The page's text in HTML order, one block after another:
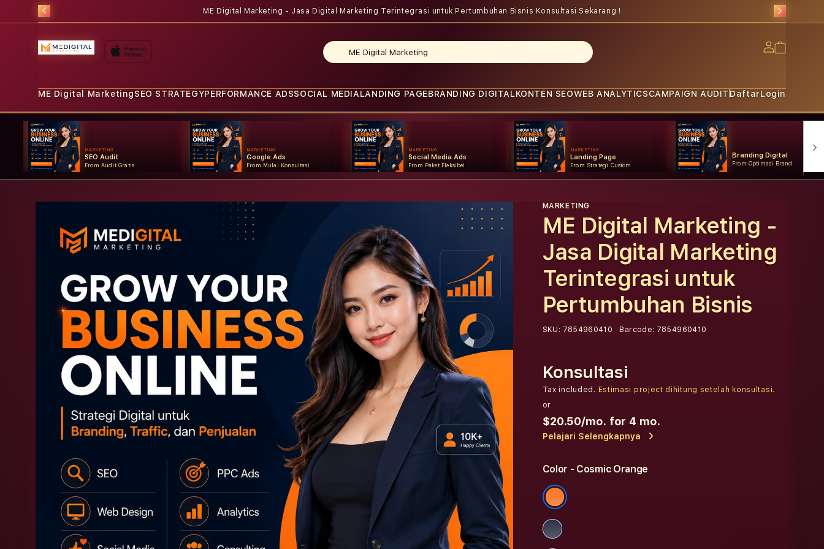
ME Digital Marketing - Jasa Digital Marketing Terintegrasi untuk Pertumbuhan Bisnis Konsultasi Sekarang !
Log
ME Digital MarketingSEO STRATEGYPERFORMANCE ADSSOCIAL MEDIALANDING PAGEBRANDING DIGITALKONTEN SEOWEB ANALYTICSCAMPAIGN AUDIT DaftarLogin
MARKETING
SEO Audit
From Audit Gratis
MARKETING
Google Ads
From Mulai Konsultasi
MARKETING
Social Media Ads
From Paket Fleksibel
MARKETING
Landing Page
From Strategi Custom
Branding Digital
From Optimasi Brand
Skip to
information
MARKETING
ME Digital Marketing -
Jasa Digital Marketing
Terintegrasi untuk
Pertumbuhan Bisnis
SKU: 7854960410 Barcode: 7854960410
Konsultasi
Tax included. Estimasi project dihitung setelah konsultasi.
or
$20.50/mo. for 4 mo.
Pelajari Selengkapnya
Color - Cosmic Orange